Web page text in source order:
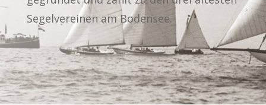
Segelvereinen am Bodensee.